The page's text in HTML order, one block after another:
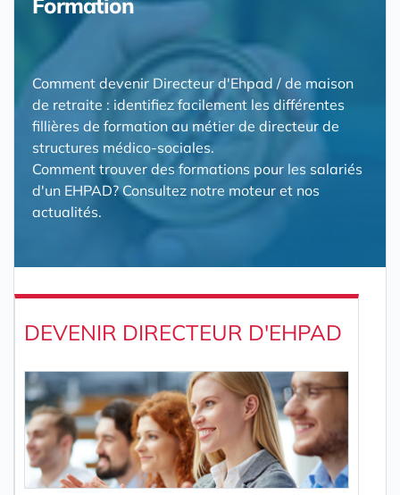
Formation
Comment devenir Directeur d'Ehpad / de maison
de retraite : identifiez facilement les différentes
fillières de formation au métier de directeur de
structures médico-sociales.
Comment trouver des formations pour les salariés
d'un EHPAD? Consultez notre moteur et nos
actualités.
DEVENIR DIRECTEUR D'EHPAD